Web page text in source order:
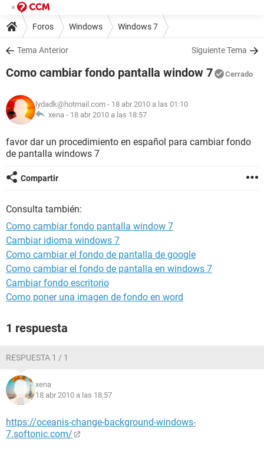
Foros Windows Windows 7
Tema Anterior Siguiente Tema
Como cambiar fondo pantalla window 7 Cerrado
lydadk@hotmail.com - 18 abr 2010 a las 01:10
xena - 18 abr 2010 a las 18:57
favor dar un procedimiento en español para cambiar fondo
de pantalla windows 7
Compartir
Consulta también:
Como cambiar fondo pantalla window 7
Cambiar idioma windows 7
Como cambiar el fondo de pantalla de google
Como cambiar el fondo de pantalla en windows 7
Cambiar fondo escritorio
Como poner una imagen de fondo en word
1 respuesta
RESPUESTA 1 / 1
xena
18 abr 2010 a las 18:57
https://oceanis-change-background-windows-
7.softonic.com/